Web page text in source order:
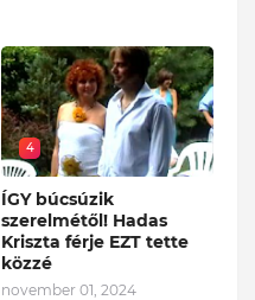
4
ÍGY búcsúzik
szerelmétől! Hadas
Kriszta férje EZT tette
közzé
november 01, 2024